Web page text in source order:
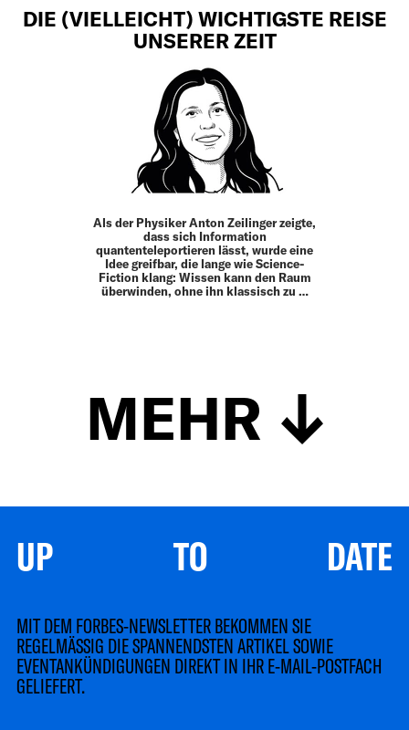
DIE (VIELLEICHT) WICHTIGSTE REISE
UNSERER ZEIT
Als der Physiker Anton ­Zeilinger zeigte,
dass sich Information
quantenteleportieren lässt, wurde eine
Idee greifbar, die lange wie Science-
Fiction klang: Wissen kann den Raum
überwinden, ohne ihn klassisch zu …
MEHR
UP TO DATE
MIT DEM FORBES-NEWSLETTER BEKOMMEN SIE
REGELMÄSSIG DIE SPANNENDSTEN ARTIKEL SOWIE
EVENTANKÜNDIGUNGEN DIREKT IN IHR E-MAIL-POSTFACH
GELIEFERT.